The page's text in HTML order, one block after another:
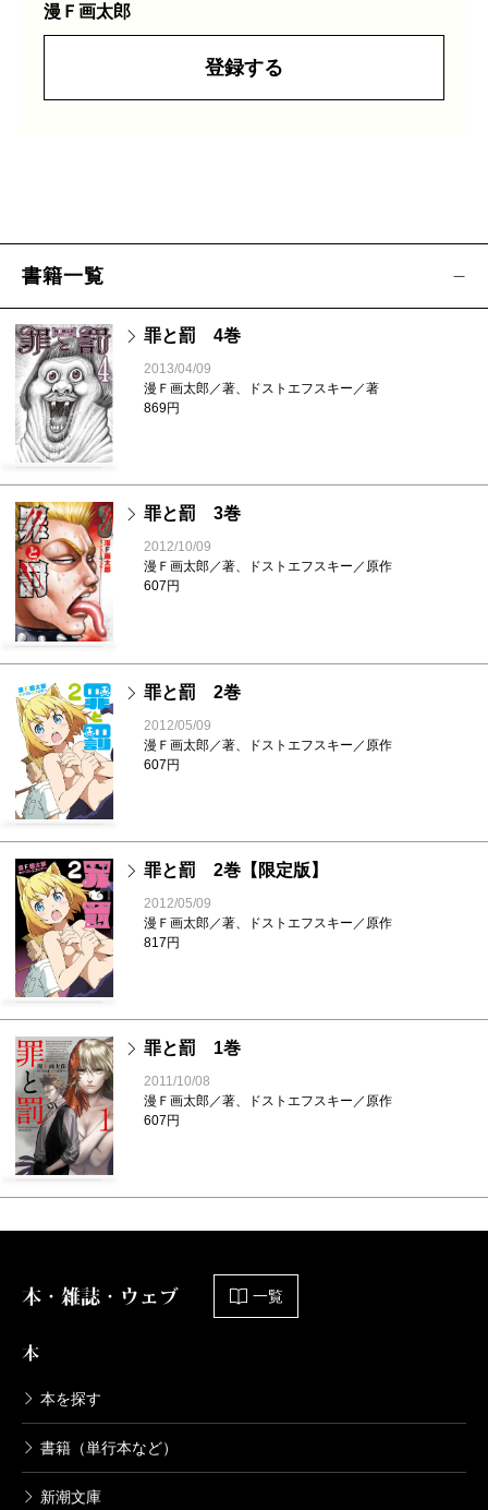
漫Ｆ画太郎
登録する
書籍一覧
罪と罰 4巻
2013/04/09
漫Ｆ画太郎／著、ドストエフスキー／著
869円
罪と罰 3巻
2012/10/09
漫Ｆ画太郎／著、ドストエフスキー／原作
607円
罪と罰 2巻
2012/05/09
漫Ｆ画太郎／著、ドストエフスキー／原作
607円
罪と罰 2巻【限定版】
2012/05/09
漫Ｆ画太郎／著、ドストエフスキー／原作
817円
罪と罰 1巻
2011/10/08
漫Ｆ画太郎／著、ドストエフスキー／原作
607円
本・雑誌・ウェブ 一覧
本
本を探す
書籍（単行本など）
新潮文庫